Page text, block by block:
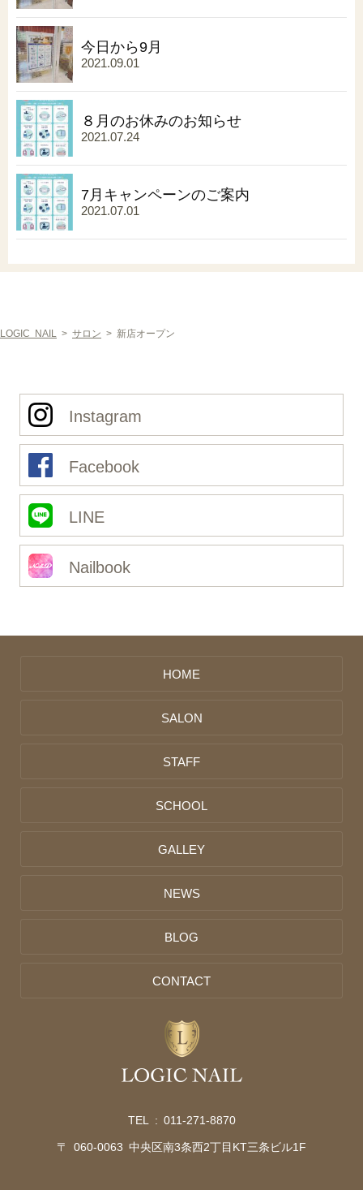
今日から9月
2021.09.01
８月のお休みのお知らせ
2021.07.24
7月キャンペーンのご案内
2021.07.01
LOGIC NAIL > サロン > 新店オープン
Instagram
Facebook
LINE
Nailbook
HOME
SALON
STAFF
SCHOOL
GALLEY
NEWS
BLOG
CONTACT
TEL : 011-271-8870
〒 060-0063 中央区南3条西2丁目KT三条ビル1F